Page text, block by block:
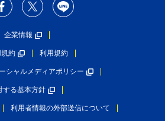
企業情報
約 利用規約
シャルメディアポリシー
する基本方針
利用者情報の外部送信について